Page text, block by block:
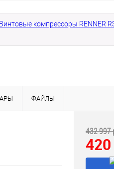
Винтовые компрессоры RENNER
ФАЙЛЫ
432 997